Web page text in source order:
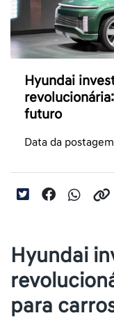
Hyundai
futuro
Data da
Hyundai
para